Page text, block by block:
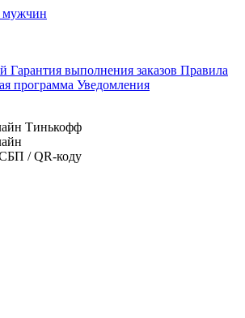
Гарантия выполнения заказов Правила
программа Уведомления
Тинькофф
/ QR-коду